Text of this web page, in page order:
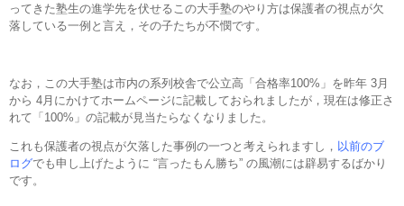
ってきた塾生の進学先を伏せるこの大手塾のやり方は保護者の視点が欠
落している一例と言え，その子たちが不憫です。
なお，この大手塾は市内の系列校舎で公立高「合格率100%」を昨年 3月
から 4月にかけてホームページに記載しておられましたが，現在は修正さ
れて「100%」の記載が見当たらなくなりました。
これも保護者の視点が欠落した事例の一つと考えられますし， 以前のブ
ログでも申し上げたように “言ったもん勝ち” の風潮には辟易するばかり
です。